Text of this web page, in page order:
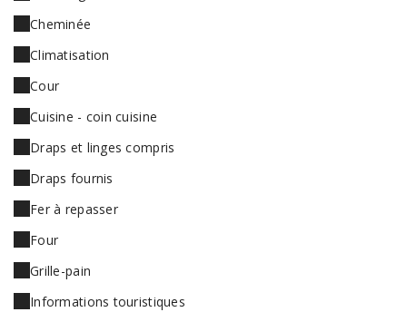
Cheminée
Climatisation
Cour
Cuisine - coin cuisine
Draps et linges compris
Draps fournis
Fer à repasser
Four
Grille-pain
Informations touristiques